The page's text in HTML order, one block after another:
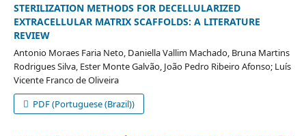
STERILIZATION METHODS FOR DECELLULARIZED
EXTRACELLULAR MATRIX SCAFFOLDS: A LITERATURE
REVIEW
Antonio Moraes Faria Neto, Daniella Vallim Machado, Bruna Martins
Rodrigues Silva, Ester Monte Galvão, João Pedro Ribeiro Afonso; Luís
Vicente Franco de Oliveira
PDF (Portuguese (Brazil))